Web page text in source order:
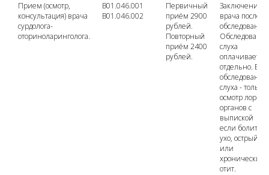
Прием (осмотр,
консультация) врача
сурдолога-
оториноларинголога.
B01.046.001
B01.046.002
Первичный
приём 2900
рублей.
Повторный
приём 2400
рублей.
Заключение
врача после
обследования.
слуха
оплачивается
отдельно. Без
обследования
слуха - только
осмотр лор-
органов с
выпиской
если болит
ухо, острый
или
хронический
отит.